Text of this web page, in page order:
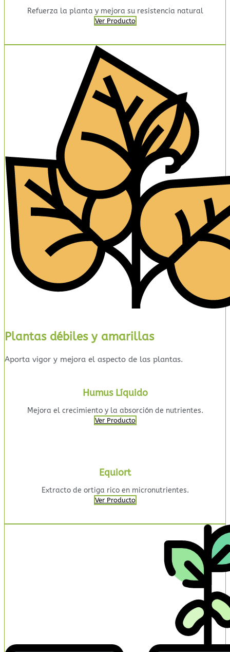
Refuerza la planta y mejora su resistencia natural
Ver Producto
Plantas débiles y amarillas
Aporta vigor y mejora el aspecto de las plantas.
Humus Líquido
Mejora el crecimiento y la absorción de nutrientes.
Ver Producto
Equiort
Extracto de ortiga rico en micronutrientes.
Ver Producto